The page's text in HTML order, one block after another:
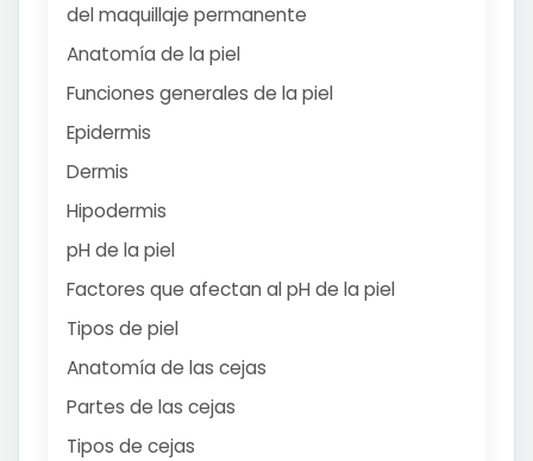
del maquillaje permanente
Anatomía de la piel
Funciones generales de la piel
Epidermis
Dermis
Hipodermis
pH de la piel
Factores que afectan al pH de la piel
Tipos de piel
Anatomía de las cejas
Partes de las cejas
Tipos de cejas